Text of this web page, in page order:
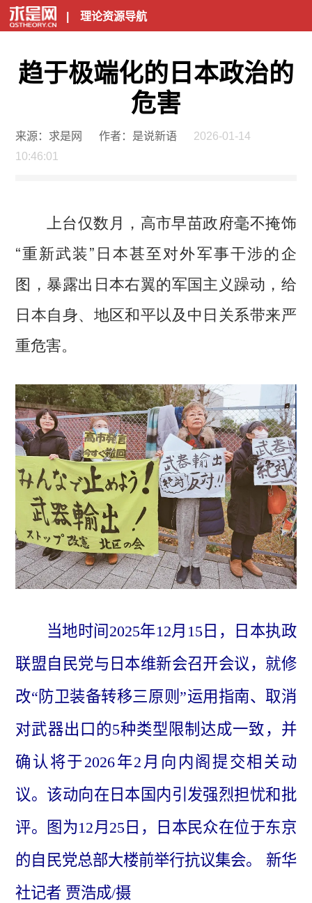
| 理论资源导航
趋于极端化的日本政治的
危害
来源：求是网 作者：是说新语
2026-01-14
10:46:01
上台仅数月，高市早苗政府毫不掩饰
“重新武装”日本甚至对外军事干涉的企
图，暴露出日本右翼的军国主义躁动，给
日本自身、地区和平以及中日关系带来严
重危害。
当地时间2025年12月15日，日本执政
联盟自民党与日本维新会召开会议，就修
改“防卫装备转移三原则”运用指南、取消
对武器出口的5种类型限制达成一致，并
确认将于2026年2月向内阁提交相关动
议。该动向在日本国内引发强烈担忧和批
评。图为12月25日，日本民众在位于东京
的自民党总部大楼前举行抗议集会。 新华
社记者 贾浩成/摄